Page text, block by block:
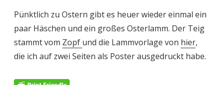
Pünktlich zu Ostern gibt es heuer wieder einmal ein
paar Häschen und ein großes Osterlamm. Der Teig
stammt vom Zopf und die Lammvorlage von hier,
die ich auf zwei Seiten als Poster ausgedruckt habe.